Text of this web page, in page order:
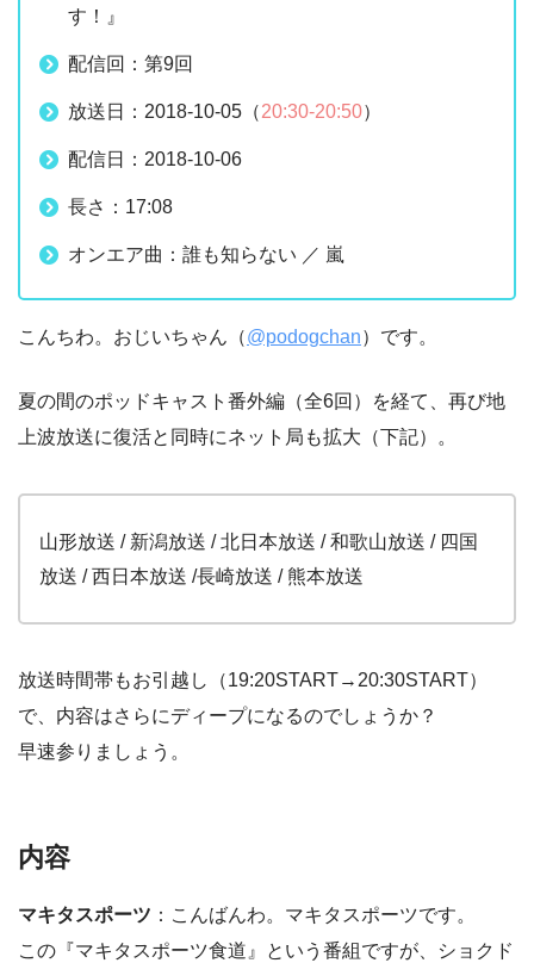
す！』
配信回：第9回
放送日：2018-10-05（20:30-20:50）
配信日：2018-10-06
長さ：17:08
オンエア曲：誰も知らない ／ 嵐
こんちわ。おじいちゃん（@podogchan）です。
夏の間のポッドキャスト番外編（全6回）を経て、再び地
上波放送に復活と同時にネット局も拡大（下記）。
山形放送 / 新潟放送 / 北日本放送 / 和歌山放送 / 四国
放送 / 西日本放送 /長崎放送 / 熊本放送
放送時間帯もお引越し（19:20START→20:30START）
で、内容はさらにディープになるのでしょうか？
早速参りましょう。
内容
マキタスポーツ ：こんばんわ。マキタスポーツです。
この『マキタスポーツ食道』という番組ですが、ショクド